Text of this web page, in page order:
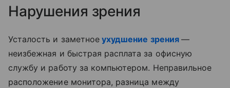
Нарушения зрения
Усталость и заметное ухудшение зрения —
неизбежная и быстрая расплата за офисную
службу и работу за компьютером. Неправильное
расположение монитора, разница между